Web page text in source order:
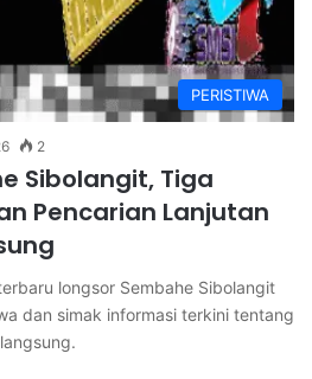
PERISTIWA
2
Sibolangit, Tiga
Pencarian Lanjutan
longsor Sembahe Sibolangit
dan simak informasi terkini tentang